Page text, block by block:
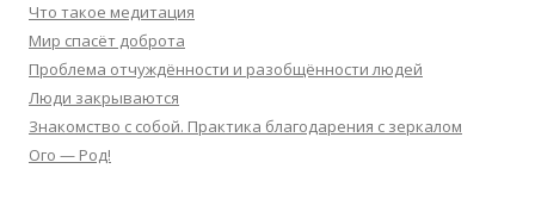
Что такое медитация
Мир спасёт доброта
Проблема отчуждённости и разобщённости людей
Люди закрываются
Знакомство с собой. Практика благодарения с зеркалом
Ого — Род!